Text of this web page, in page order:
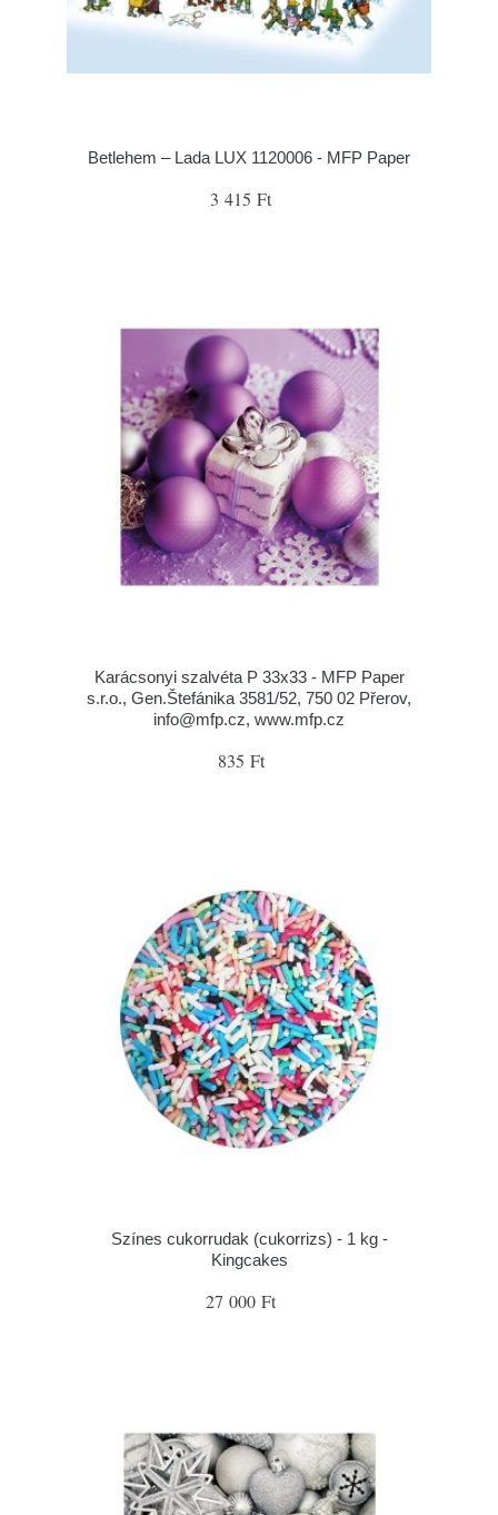
Betlehem – Lada LUX 1120006 - MFP Paper
3 415 Ft
Karácsonyi szalvéta P 33x33 - MFP Paper
s.r.o., Gen.Štefánika 3581/52, 750 02 Přerov,
info@mfp.cz, www.mfp.cz
835 Ft
Színes cukorrudak (cukorrizs) - 1 kg -
Kingcakes
27 000 Ft